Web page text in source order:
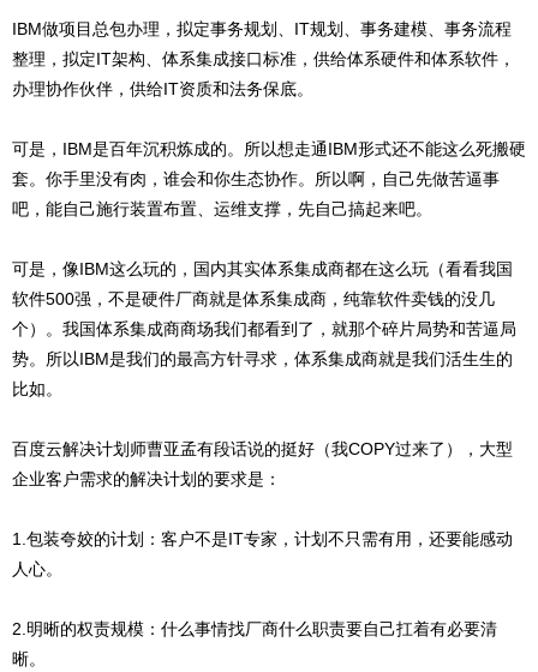
IBM做项目总包办理，拟定事务规划、IT规划、事务建模、事务流程
整理，拟定IT架构、体系集成接口标准，供给体系硬件和体系软件，
办理协作伙伴，供给IT资质和法务保底。
可是，IBM是百年沉积炼成的。所以想走通IBM形式还不能这么死搬硬
套。你手里没有肉，谁会和你生态协作。所以啊，自己先做苦逼事
吧，能自己施行装置布置、运维支撑，先自己搞起来吧。
可是，像IBM这么玩的，国内其实体系集成商都在这么玩（看看我国
软件500强，不是硬件厂商就是体系集成商，纯靠软件卖钱的没几
个）。我国体系集成商商场我们都看到了，就那个碎片局势和苦逼局
势。所以IBM是我们的最高方针寻求，体系集成商就是我们活生生的
比如。
百度云解决计划师曹亚孟有段话说的挺好（我COPY过来了），大型
企业客户需求的解决计划的要求是：
1.包装夸姣的计划：客户不是IT专家，计划不只需有用，还要能感动
人心。
2.明晰的权责规模：什么事情找厂商什么职责要自己扛着有必要清
晰。